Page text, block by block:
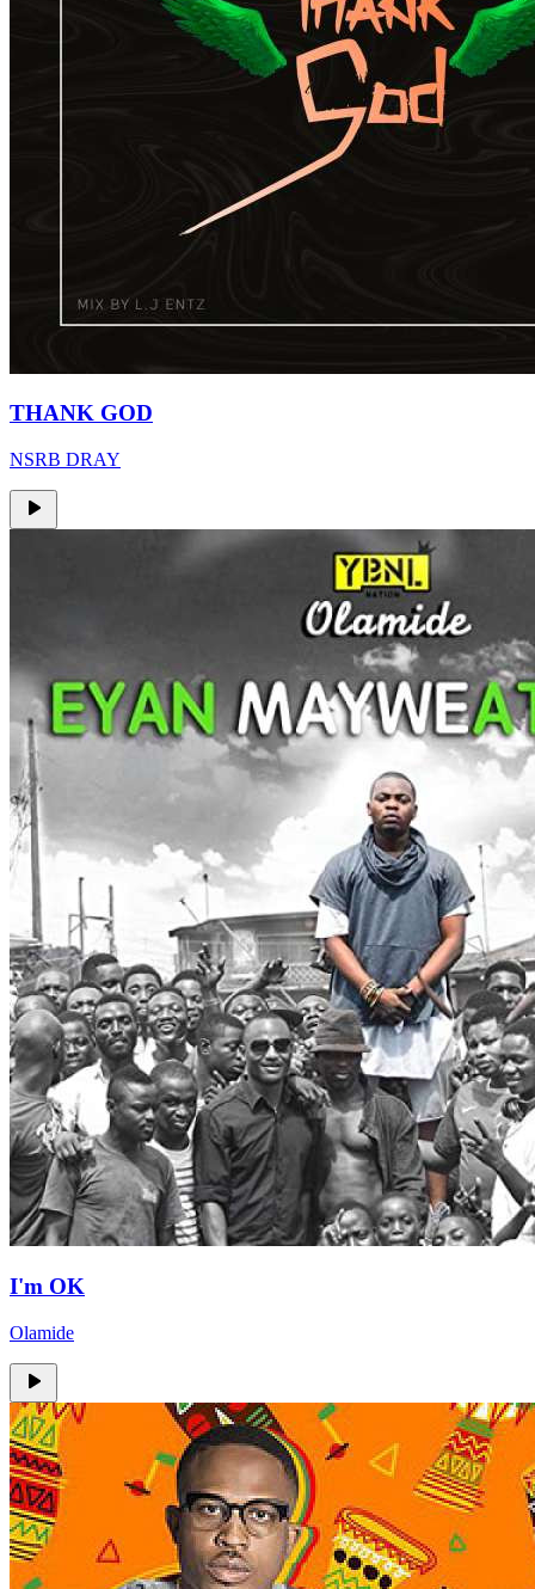
THANK GOD
NSRB DRAY
I'm OK
Olamide